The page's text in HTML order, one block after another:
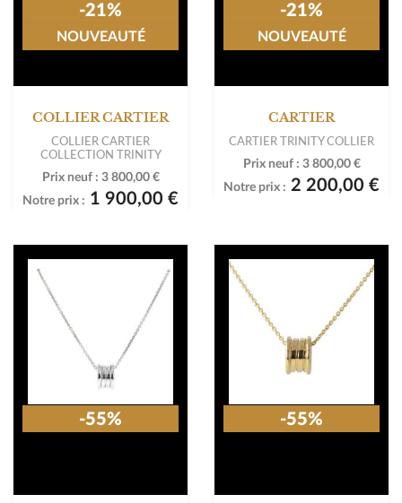
COLLIER CARTIER
COLLIER CARTIER
COLLECTION TRINITY
Prix neuf : 3 800,00 €
Notre prix : 1 900,00 €
-21%
NOUVEAUTÉ
CARTIER
CARTIER TRINITY COLLIER
Prix neuf : 3 800,00 €
Notre prix : 2 200,00 €
-21%
NOUVEAUTÉ
-55% -55%